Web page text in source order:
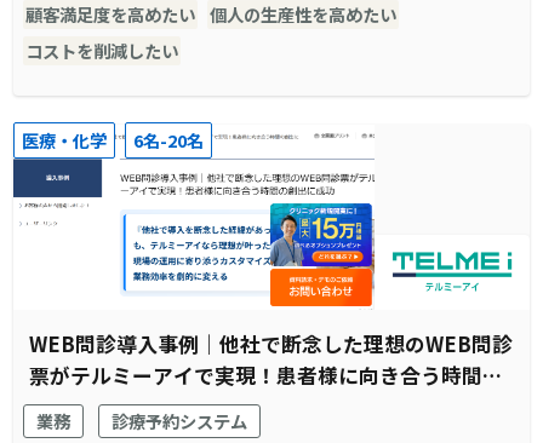
顧客満足度を高めたい 個人の生産性を高めたい
コストを削減したい
医療・化学 6名-20名
WEB問診導入事例｜他社で断念した理想のWEB問診
票がテルミーアイで実現！患者様に向き合う時間の
創出に成功
業務
診療予約システム